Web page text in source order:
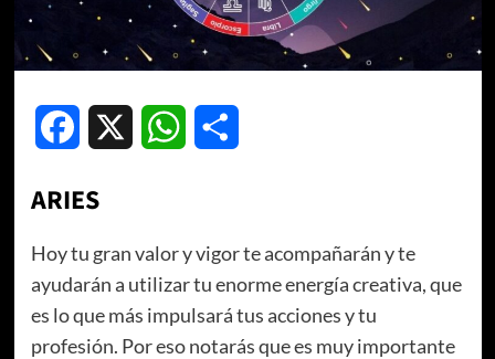
Facebook WhatsApp
ARIES
Hoy tu gran valor y vigor te acompañarán y te
ayudarán a utilizar tu enorme energía creativa, que
es lo que más impulsará tus acciones y tu
profesión. Por eso notarás que es muy importante